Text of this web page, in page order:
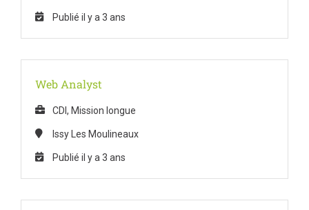
Publié il y a 3 ans
Web Analyst
CDI, Mission longue
Issy Les Moulineaux
Publié il y a 3 ans